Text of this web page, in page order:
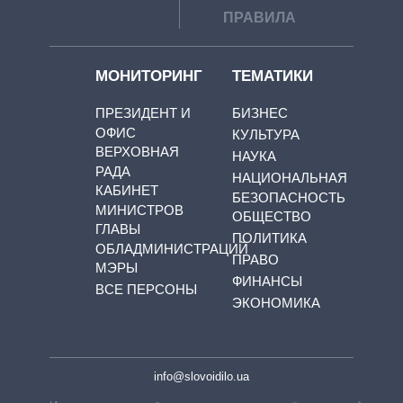
ПРАВИЛА
МОНИТОРИНГ
ПРЕЗИДЕНТ И
ОФИС
ВЕРХОВНАЯ
РАДА
КАБИНЕТ
МИНИСТРОВ
ГЛАВЫ
ОБЛАДМИНИСТРАЦИЙ
МЭРЫ
ВСЕ ПЕРСОНЫ
ТЕМАТИКИ
БИЗНЕС
КУЛЬТУРА
НАУКА
НАЦИОНАЛЬНАЯ
БЕЗОПАСНОСТЬ
ОБЩЕСТВО
ПОЛИТИКА
ПРАВО
ФИНАНСЫ
ЭКОНОМИКА
info@slovoidilo.ua